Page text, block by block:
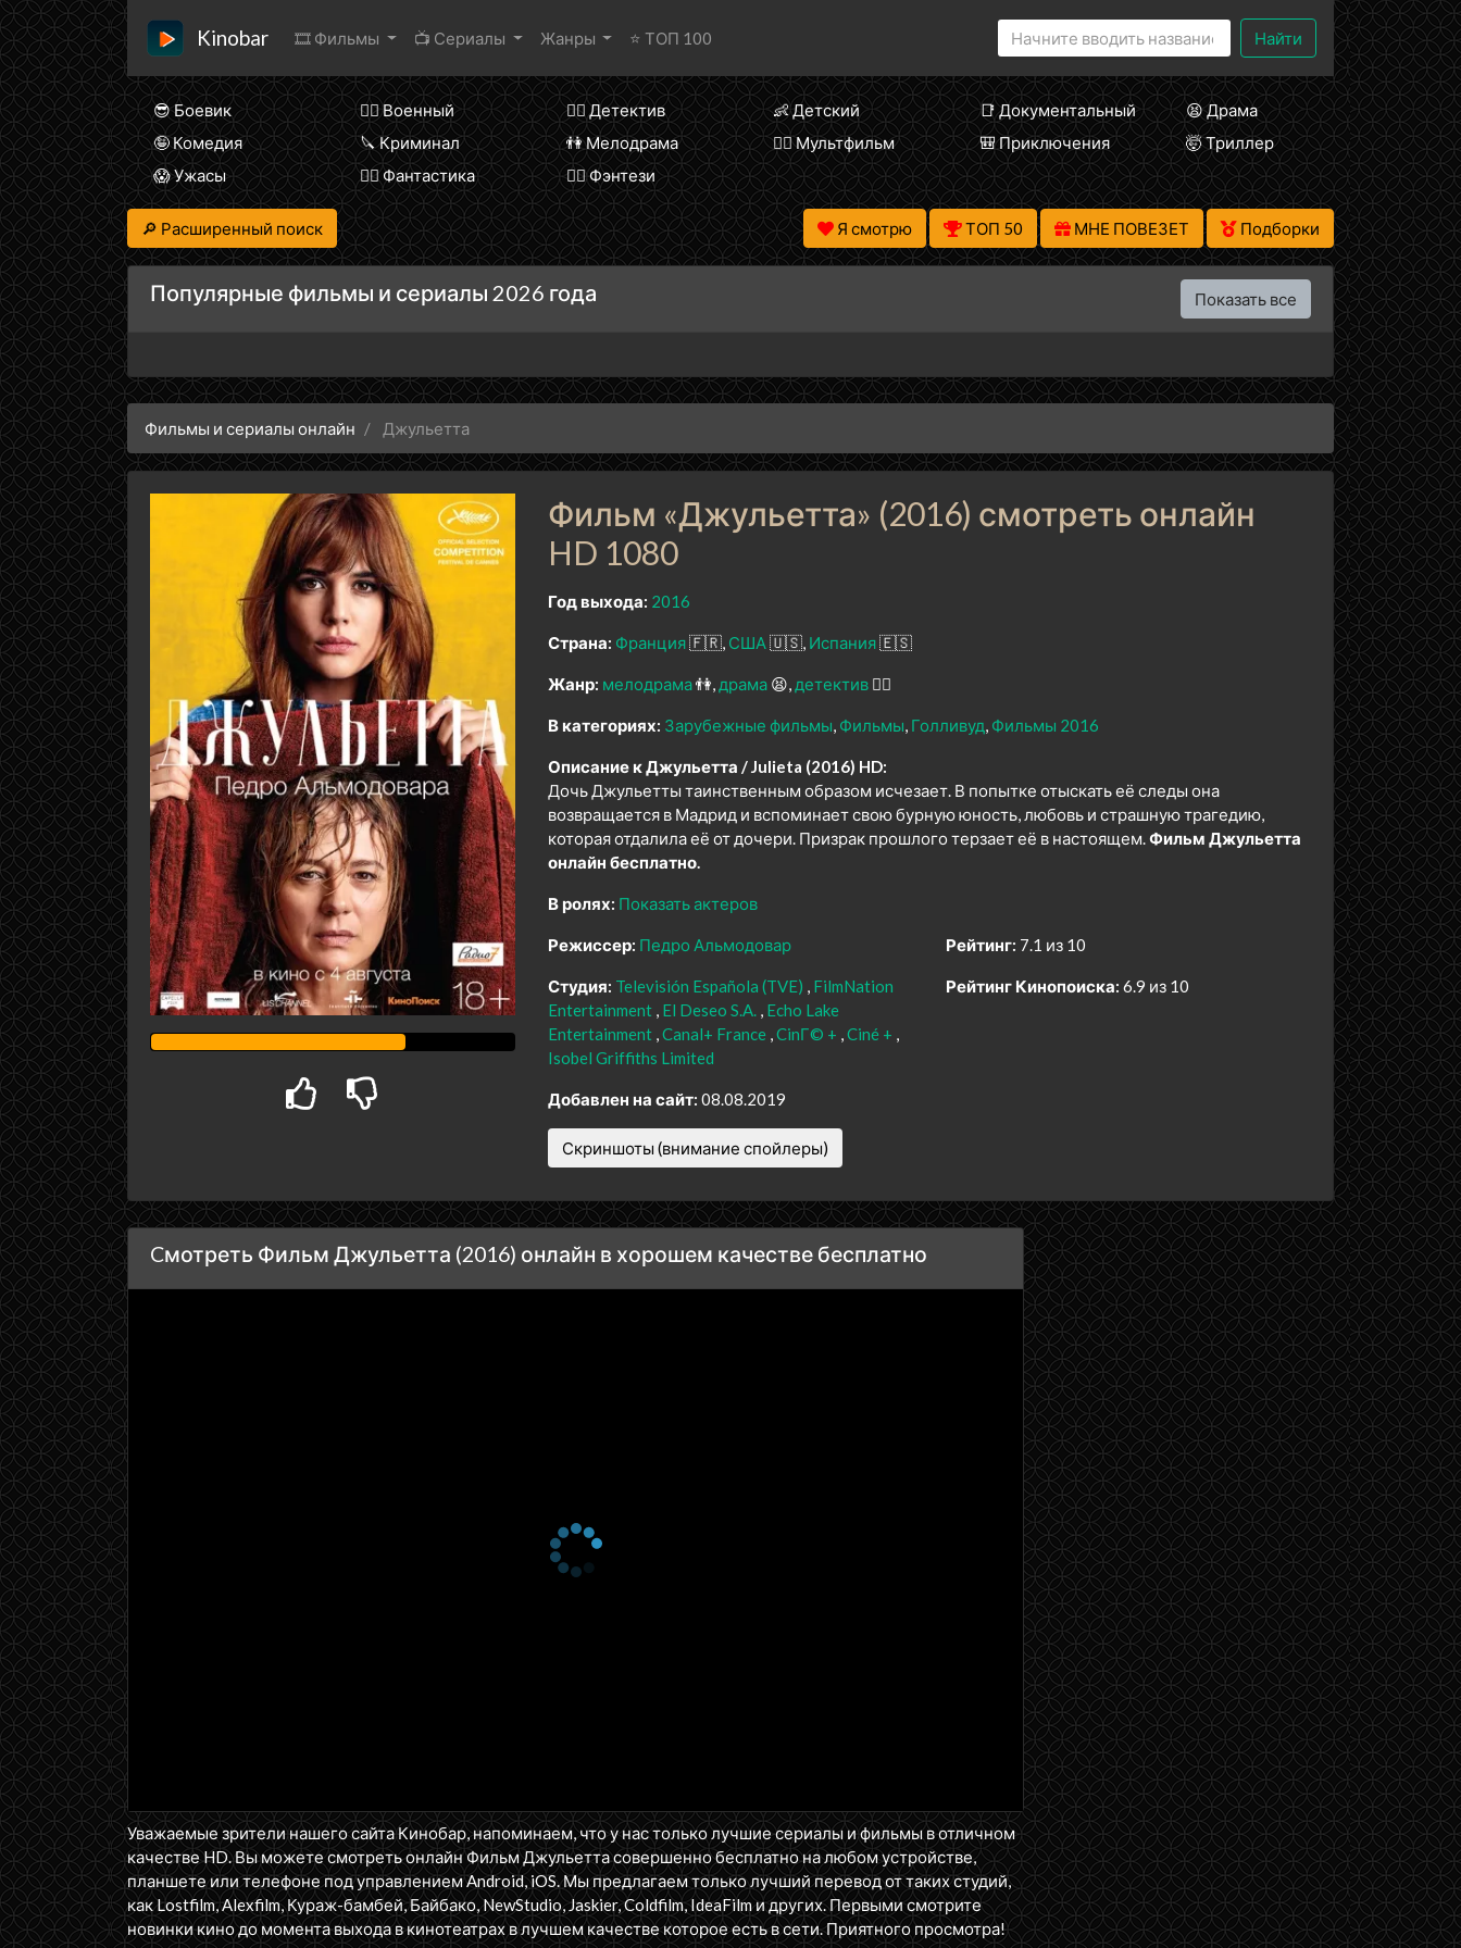
Kinobar 🎞 Фильмы 📺 Сериалы Жанры ⭐ ТОП 100 Найти
😎 Боевик 👨‍✈️ Военный 🕵️‍♂️ Детектив 👶 Детский 📑 Документальный
😫 Драма
🤪 Комедия
🔪 Криминал 👫 Мелодрама 🧚‍♀️ Мультфильм 🎒 Приключения
🤯 Триллер
😱 Ужасы
🧙‍♀️ Фантастика 🧝‍♂️ Фэнтези
🔎 Расширенный поиск Я смотрю ТОП 50 МНЕ ПОВЕЗЕТ Подборки
Популярные фильмы и сериалы 2026 года Показать все
Фильмы и сериалы онлайн Джульетта
Фильм «Джульетта» (2016) смотреть онлайн
HD 1080
Год выхода: 2016
Страна: Франция🇫🇷 США🇺🇸 Испания🇪🇸
Жанр: мелодрама👫 драма 😫 детектив 🕵️‍♂️
В категориях: Зарубежные фильмы Фильмы Голливуд Фильмы 2016
Описание к Джульетта / Julieta (2016) HD:
Дочь Джульетты таинственным образом исчезает. В попытке отыскать её следы она
возвращается в Мадрид и вспоминает свою бурную юность, любовь и страшную трагедию,
которая отдалила её от дочери. Призрак прошлого терзает её в настоящем.Фильм Джульетта
онлайн бесплатно.
В ролях: Показать актеров
Режиссер: Педро Альмодовар
Студия: Televisión Española (TVE)
FilmNation
Entertainment El Deseo S.A. Echo Lake
Entertainment Canal+ France CinГ© + Ciné +
Isobel Griffiths Limited
Рейтинг: 7.1 из 10
Рейтинг Кинопоиска: 6.9 из 10
Добавлен на сайт: 08.08.2019
Скриншоты (внимание спойлеры)
Cмотреть Фильм Джульетта (2016) онлайн в хорошем качестве бесплатно
Уважаемые зрители нашего сайта Кинобар, напоминаем, что у нас только лучшие сериалы и фильмы в отличном
качестве HD. Вы можете смотреть онлайн Фильм Джульетта совершенно бесплатно на любом устройстве,
планшете или телефоне под управлением Android, iOS. Мы предлагаем только лучший перевод от таких студий,
как Lostfilm, Alexfilm, Кураж-бамбей, Байбако, NewStudio, Jaskier, Coldfilm, IdeaFilm и других. Первыми смотрите
новинки кино до момента выхода в кинотеатрах в лучшем качестве которое есть в сети. Приятного просмотра!